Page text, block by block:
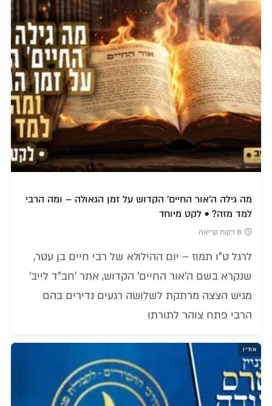
מה גילה ה'אור החיים' הקדוש על זמן הגאולה – ומה הרבי
למד מזה? • לקט מיוחד
8 דקות קריאה
לרגל ט"ו תמוז – יום ההילולא של רבי חיים בן עטר,
שנקרא בשם ה'אור החיים' הקדוש, אתר 'חב"ד לייב'
מגיש הצצה מרתקת לשלושה רגעים נדירים בהם
הרבי פתח צוהר לתורתו
אודיו